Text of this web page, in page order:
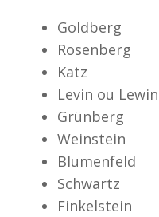
Goldberg
Rosenberg
Katz
Levin ou Lewin
Grünberg
Weinstein
Blumenfeld
Schwartz
Finkelstein